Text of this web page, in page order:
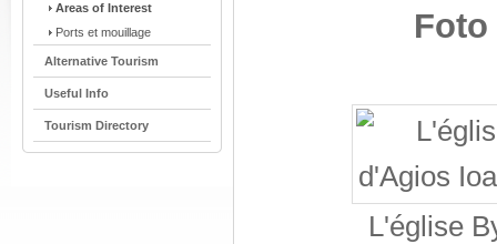
Areas of Interest
Ports et mouillage
Alternative Tourism
Useful Info
Tourism Directory
L'église